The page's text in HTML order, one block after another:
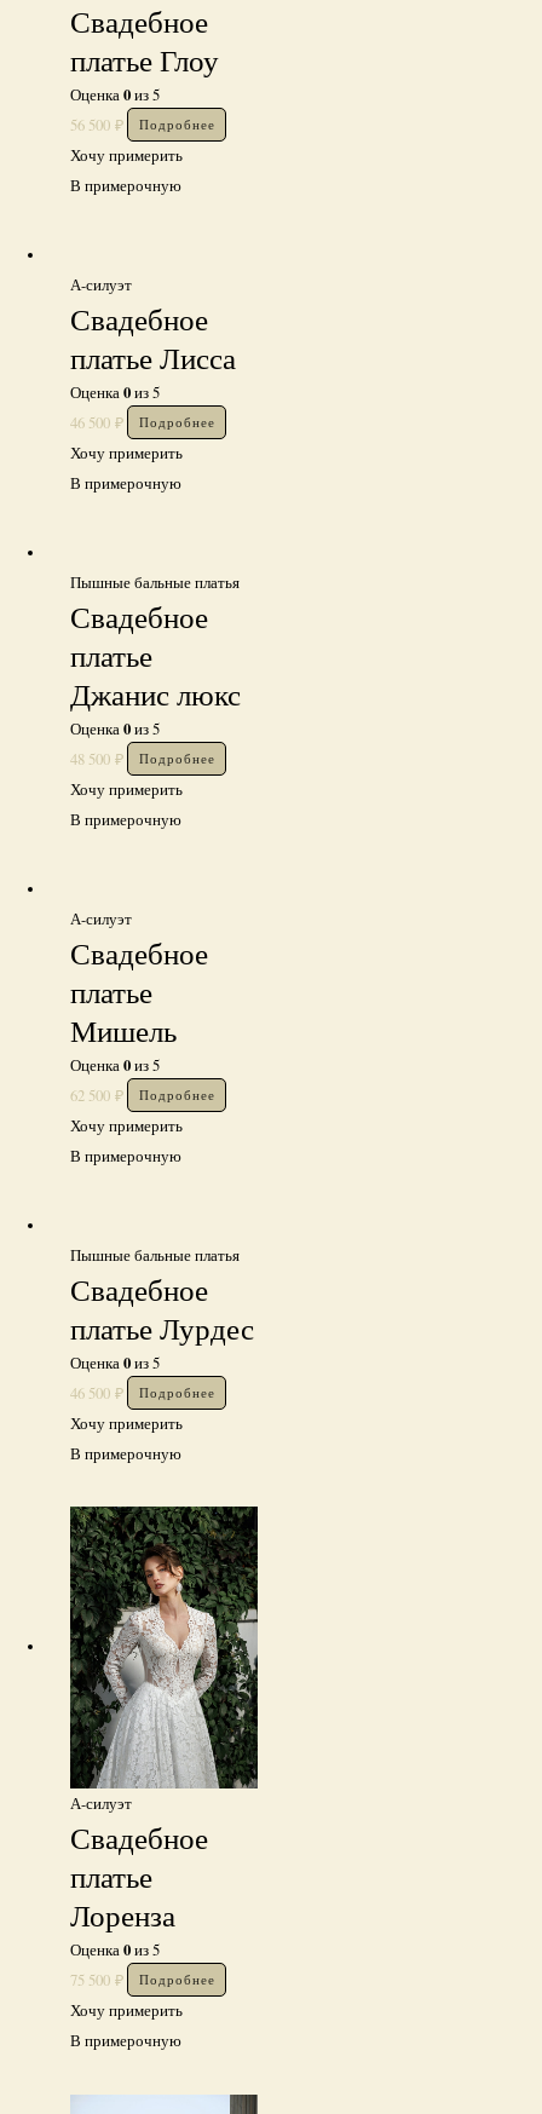
Свадебное
платье Глоу
Оценка0из 5
56 500₽ Подробнее
Хочу примерить
В примерочную
А-силуэт
Свадебное
платье Лисса
Оценка0из 5
46 500₽ Подробнее
Хочу примерить
В примерочную
Пышные бальные платья
Свадебное
платье
Джанис люкс
Оценка0из 5
48 500₽ Подробнее
Хочу примерить
В примерочную
А-силуэт
Свадебное
платье
Мишель
Оценка0из 5
62 500₽ Подробнее
Хочу примерить
В примерочную
Пышные бальные платья
Свадебное
платье Лурдес
Оценка0из 5
46 500₽ Подробнее
Хочу примерить
В примерочную
А-силуэт
Свадебное
платье
Лоренза
Оценка0из 5
75 500₽ Подробнее
Хочу примерить
В примерочную